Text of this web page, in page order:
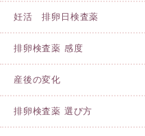
妊活 排卵日検査薬
排卵検査薬 感度
産後の変化
排卵検査薬 選び方